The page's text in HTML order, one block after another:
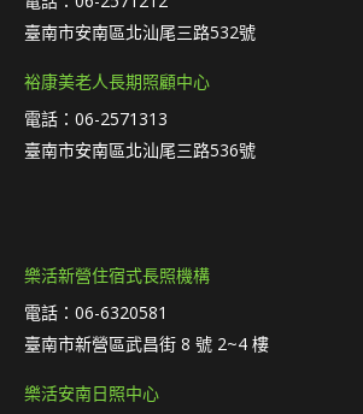
臺南市安南區北汕尾三路532號
裕康美老人長期照顧中心
電話：06-2571313
臺南市安南區北汕尾三路536號
樂活新營住宿式長照機構
電話：06-6320581
臺南市新營區武昌街 8 號 2~4 樓
樂活安南日照中心